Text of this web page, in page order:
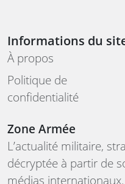
Informations du
À propos
Politique de
confidentialité
Zone Armée
L’actualité militaire,
décryptée à partir de
médias internationaux.